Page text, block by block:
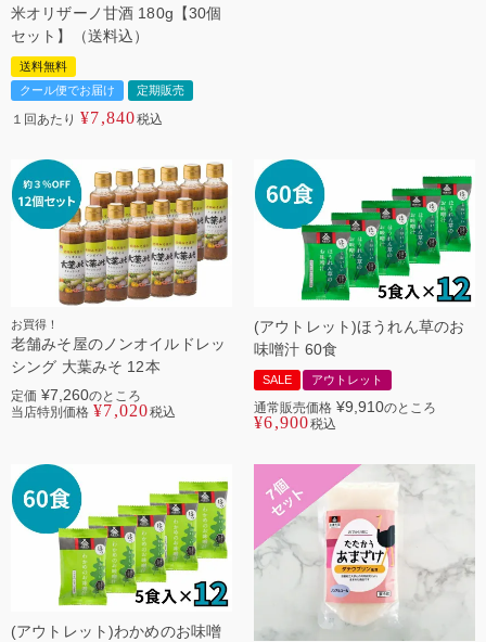
米オリザーノ甘酒 180g【30個
セット】（送料込）
送料無料
クール便でお届け
定期販売
１回あたり ¥7,840税込
お買得！
老舗みそ屋のノンオイルドレッ
シング 大葉みそ 12本
定価 ¥7,260のところ
当店特別価格 ¥7,020税込
(アウトレット)ほうれん草のお
味噌汁 60食
SALE アウトレット
通常販売価格 ¥9,910のところ
¥6,900税込
(アウトレット)わかめのお味噌